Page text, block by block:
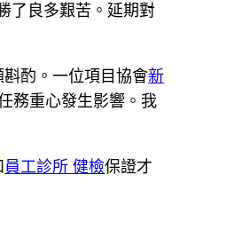
了良多艱苦。延期對
酌。一位項目協會新
務重心發生影響。我
員工診所 健檢保證才